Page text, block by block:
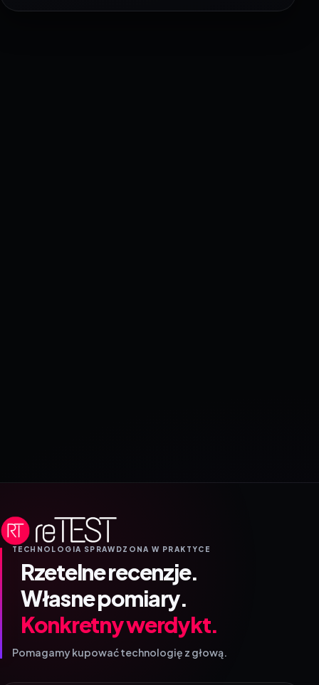
TECHNOLOGIA SPRAWDZONA W PRAKTYCE
Rzetelne recenzje.
Własne pomiary.
Konkretny werdykt.
Pomagamy kupować technologię z głową.